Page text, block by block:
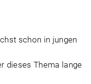
schon in jungen
dieses Thema lange